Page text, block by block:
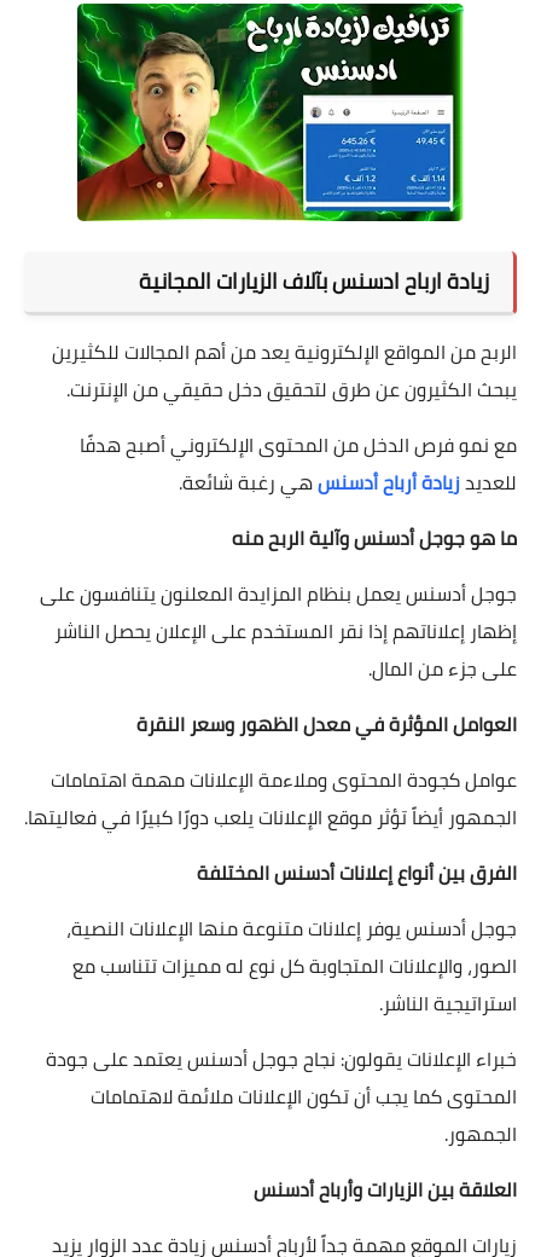
زيادة ارباح ادسنس بآلاف الزيارات المجانية
الربح من المواقع الإلكترونية يعد من أهم المجالات للكثيرين
يبحث الكثيرون عن طرق لتحقيق دخل حقيقي من الإنترنت.
مع نمو فرص الدخل من المحتوى الإلكتروني أصبح هدفًا
للعديدزيادة أرباح أدسنسهي رغبة شائعة.
ما هو جوجل أدسنس وآلية الربح منه
جوجل أدسنس يعمل بنظام المزايدة المعلنون يتنافسون على
إظهار إعلاناتهم إذا نقر المستخدم على الإعلان يحصل الناشر
على جزء من المال.
العوامل المؤثرة في معدل الظهور وسعر النقرة
عوامل كجودة المحتوى وملاءمة الإعلانات مهمة اهتمامات
الجمهور أيضاً تؤثر موقع الإعلانات يلعب دورًا كبيرًا في فعاليتها.
الفرق بين أنواع إعلانات أدسنس المختلفة
جوجل أدسنس يوفر إعلانات متنوعة منها الإعلانات النصية،
الصور، والإعلانات المتجاوبة كل نوع له مميزات تتناسب مع
استراتيجية الناشر.
خبراء الإعلانات يقولون: نجاح جوجل أدسنس يعتمد على جودة
المحتوى كما يجب أن تكون الإعلانات ملائمة لاهتمامات
الجمهور.
العلاقة بين الزيارات وأرباح أدسنس
زيارات الموقع مهمة جداً لأرباح أدسنس زيادة عدد الزوار يزيد